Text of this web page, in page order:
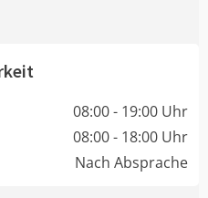
08:00 - 19:00 Uhr
08:00 - 18:00 Uhr
Nach Absprache